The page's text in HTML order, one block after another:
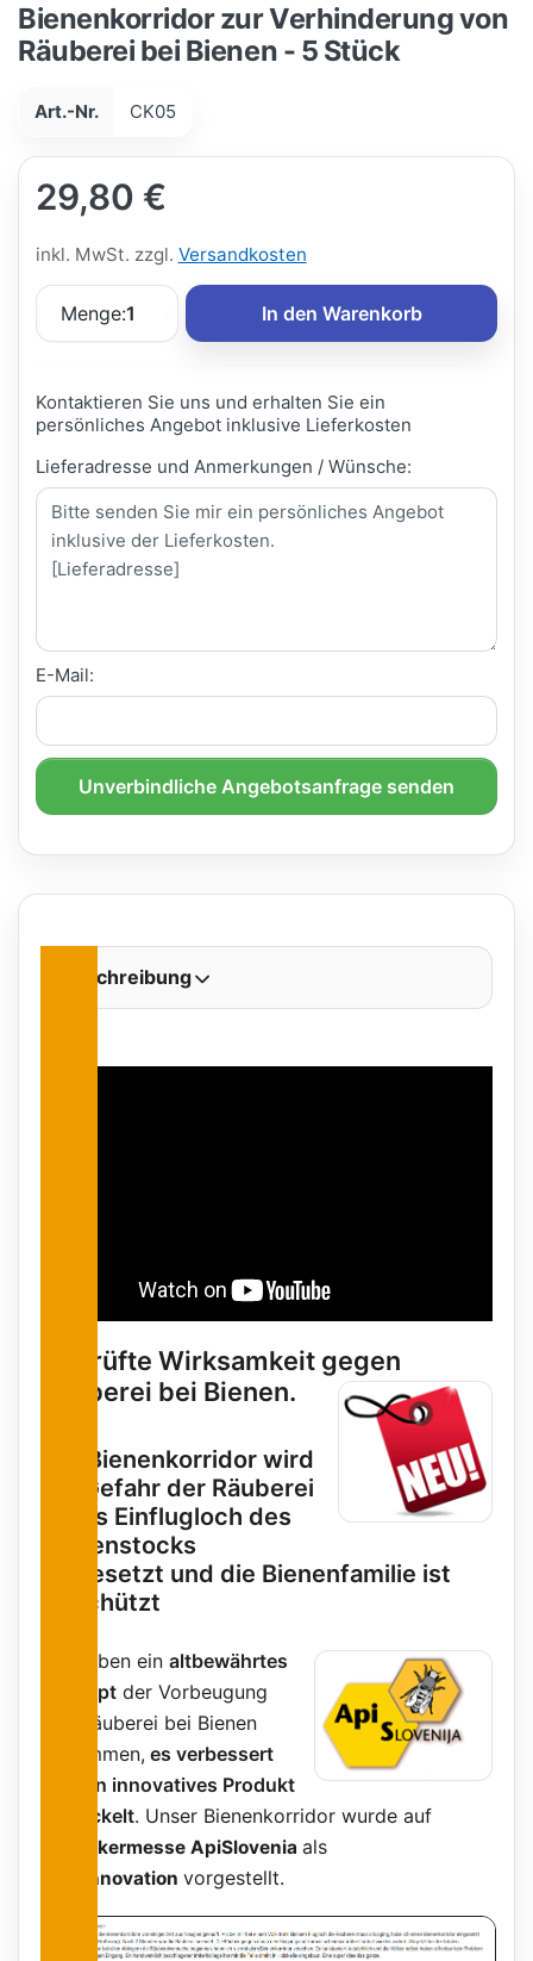
Bienenkorridor zur Verhinderung von
Räuberei bei Bienen - 5 Stück
Art.-Nr. CK05
29,80 €
inkl. MwSt. zzgl. Versandkosten
Menge:1 In den Warenkorb
Kontaktieren Sie uns und erhalten Sie ein
persönliches Angebot inklusive Lieferkosten
Lieferadresse und Anmerkungen / Wünsche:
E-Mail:
Unverbindliche Angebotsanfrage senden
Beschreibung
Geprüfte Wirksamkeit gegen
Räuberei bei Bienen.
Der Bienenkorridor wird
bei Gefahr der Räuberei
in das Einflugloch des
Bienenstocks
eingesetzt und die Bienenfamilie ist
Geschützt
Wir haben ein altbewährtes
Konzeptder Vorbeugung
von Räuberei bei Bienen
genommen, es verbessert
ein innovatives Produkt
entwickelt. Unser Bienenkorridor wurde auf
Imkermesse ApiSlovenia als
Innovation vorgestellt.